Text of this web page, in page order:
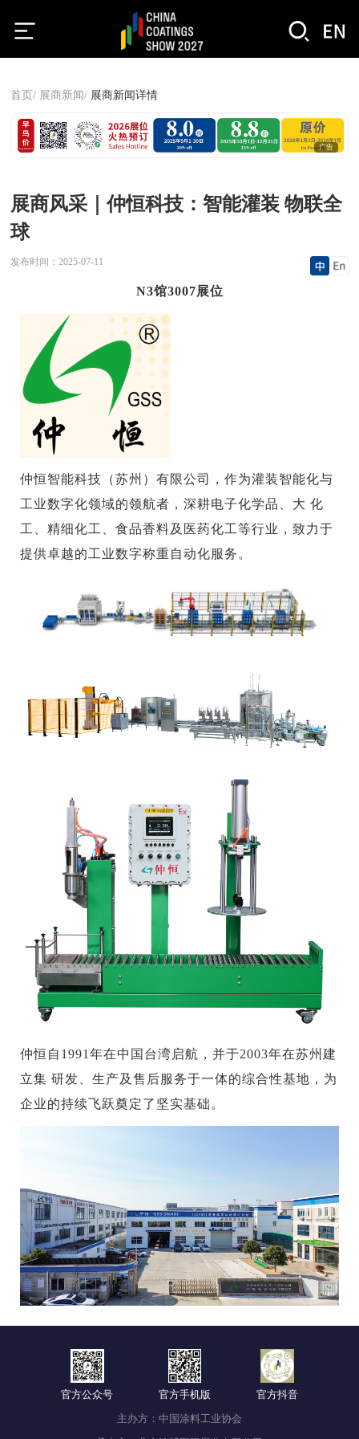
首页/ 展商新闻/ 展商新闻详情
广告
展商风采｜仲恒科技：智能灌装 物联全
球
发布时间： 2025-07-11
N3馆3007展位
仲恒智能科技（苏州）有限公司，作为灌装智能化与
工业数字化领域的领航者，深耕电子化学品、大 化
工、精细化工、食品香料及医药化工等行业，致力于
提供卓越的工业数字称重自动化服务。
仲恒自1991年在中国台湾启航，并于2003年在苏州建
立集 研发、生产及售后服务于一体的综合性基地，为
企业的持续飞跃奠定了坚实基础。
官方公众号 官方手机版
官方抖音
主办方：中国涂料工业协会